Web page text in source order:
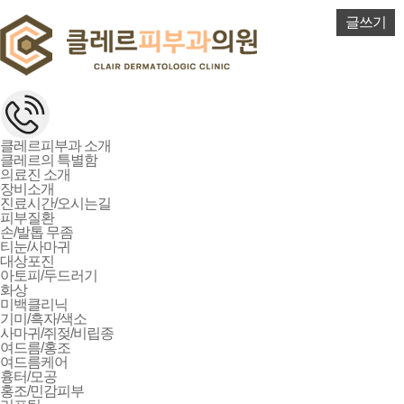
클레르피부과 소개
클레르의 특별함
의료진 소개
장비소개
진료시간/오시는길
피부질환
손/발톱 무좀
티눈/사마귀
대상포진
아토피/두드러기
화상
미백클리닉
기미/흑자/색소
사마귀/쥐젖/비립종
여드름/홍조
여드름케어
흉터/모공
홍조/민감피부
글쓰기